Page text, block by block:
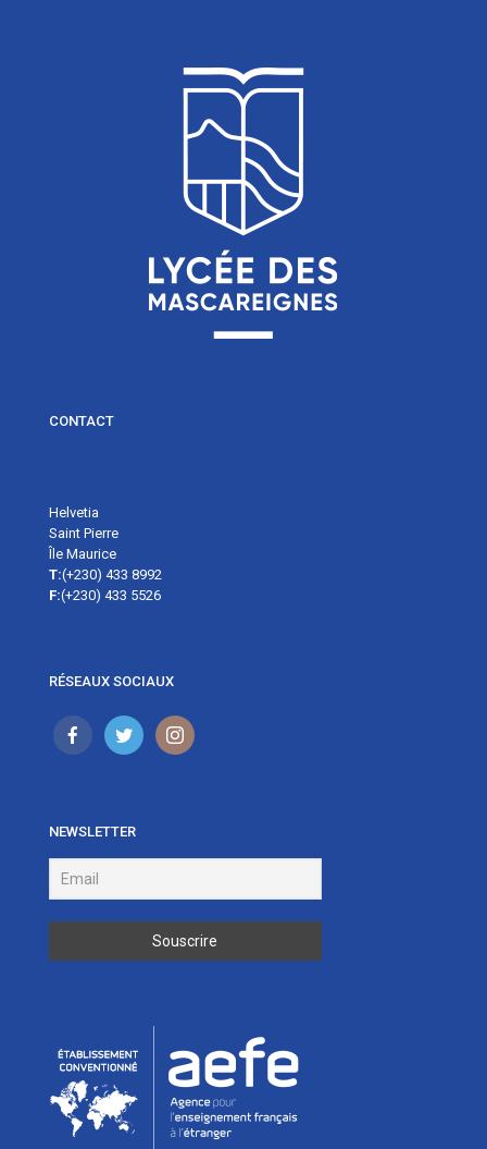
CONTACT
Helvetia
Saint Pierre
Île Maurice
T:(+230) 433 8992
F:(+230) 433 5526
RÉSEAUX SOCIAUX
NEWSLETTER